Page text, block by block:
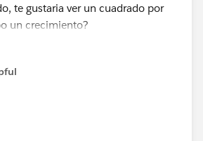
te gustaria ver un cuadrado por
un crecimiento?